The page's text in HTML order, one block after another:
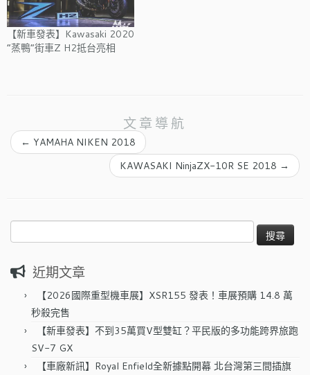
【新車發表】Kawasaki 2020
“蒸鴨”街車Z H2抵台亮相
文章導航
← YAMAHA NIKEN 2018
KAWASAKI NinjaZX-10R SE 2018 →
搜
尋
鍵
近期文章
【2026國際重型機車展】XSR155 發表！車展預購 14.8 萬
秒殺完售
【新車發表】不到35萬買V型雙缸？平民版的多功能跨界旅跑
SV-7 GX
【車廠新訊】Royal Enfield全新據點開幕 北台灣第三間插旗